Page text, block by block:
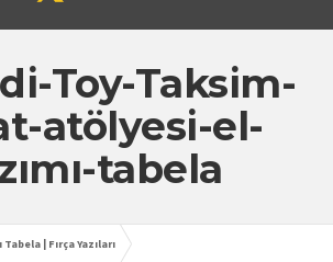
Toy-Taksim-
atölyesi-el-
tabela
Tabela | Fırça Yazıları